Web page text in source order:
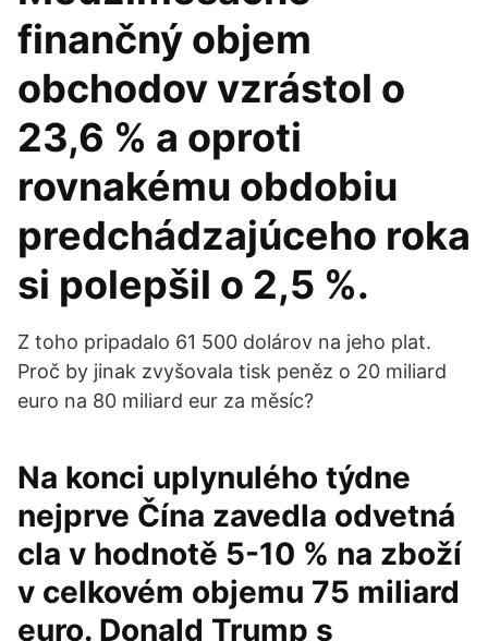
finančný objem
obchodov vzrástol o
23,6 % a oproti
rovnakému obdobiu
predchádzajúceho roka
si polepšil o 2,5 %.
Z toho pripadalo 61 500 dolárov na jeho plat.
Proč by jinak zvyšovala tisk peněz o 20 miliard
euro na 80 miliard eur za měsíc?
Na konci uplynulého týdne
nejprve Čína zavedla odvetná
cla v hodnotě 5-10 % na zboží
v celkovém objemu 75 miliard
euro. Donald Trump s